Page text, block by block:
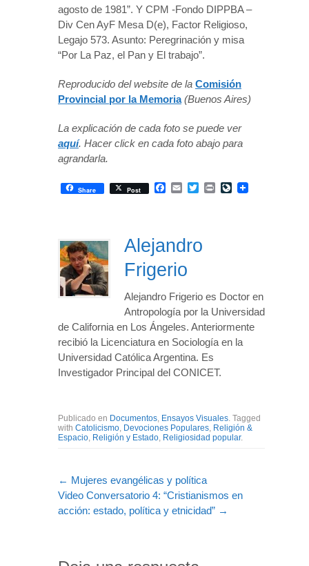
agosto de 1981”. Y CPM -Fondo DIPPBA –
Div Cen AyF Mesa D(e), Factor Religioso,
Legajo 573. Asunto: Peregrinación y misa
“Por La Paz, el Pan y El trabajo”.
Reproducido del website de la Comisión
Provincial por la Memoria(Buenos Aires)
La explicación de cada foto se puede ver
aquí. Hacer click en cada foto abajo para
agrandarla.
Share Post Facebook
EmailTwitterPrintLiveJournal
Alejandro
Frigerio
Alejandro Frigerio es Doctor en
Antropología por la Universidad
de California en Los Ángeles. Anteriormente
recibió la Licenciatura en Sociología en la
Universidad Católica Argentina. Es
Investigador Principal del CONICET.
Publicado en Documentos, Ensayos Visuales. Tagged
with Catolicismo, Devociones Populares, Religión &
Espacio, Religión y Estado, Religiosidad popular.
← Mujeres evangélicas y política
Video Conversatorio 4: “Cristianismos en
acción: estado, política y etnicidad” →